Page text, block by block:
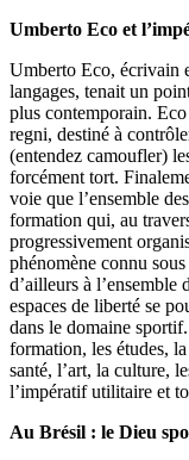
Umberto Eco et
Umberto Eco, écrivain
langages, tenait un
plus contemporain.
regni, destiné à
(entendez camoufler)
forcément tort.
voie que l’ensemble
formation qui, au
progressivement
phénomène connu
d’ailleurs à l’ensemble
espaces de liberté se
dans le domaine
formation, les études,
santé, l’art, la culture,
l’impératif utilitaire et
Au Brésil : le Dieu